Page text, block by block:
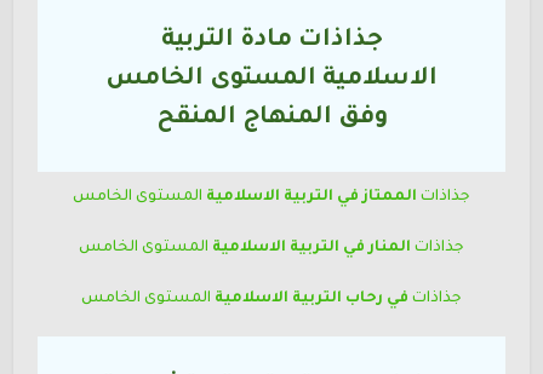
جذاذات مادة التربية
الاسلامية المستوى الخامس
وفق المنهاج المنقح
جذاذات الممتاز في التربية الاسلامية المستوى الخامس
جذاذات المنار في التربية الاسلامية المستوى الخامس
جذاذات في رحاب التربية الاسلامية المستوى الخامس